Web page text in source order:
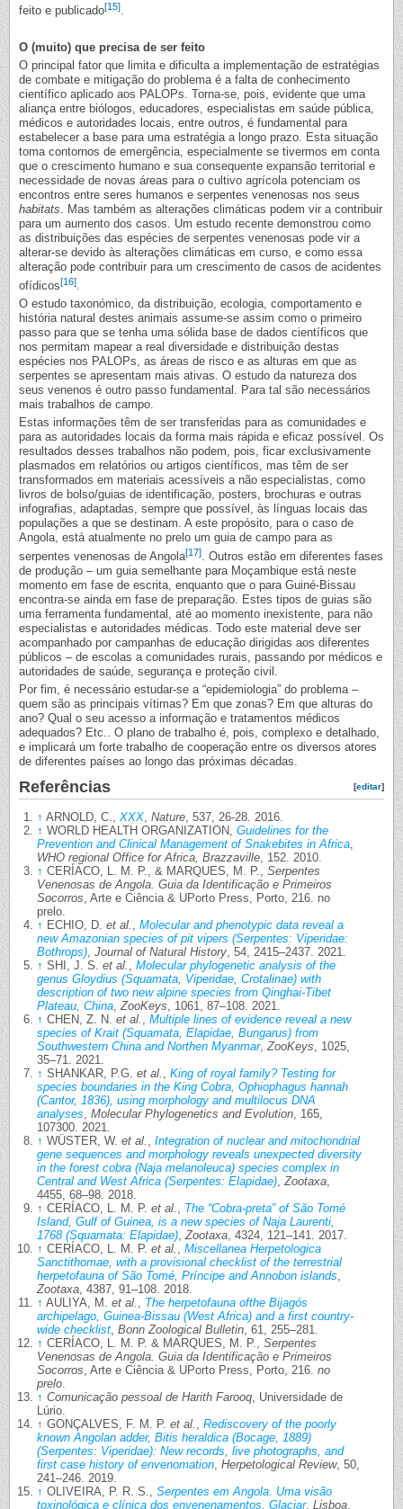
feito e publicado[15].
O (muito) que precisa de ser feito
O principal fator que limita e dificulta a implementação de estratégias
de combate e mitigação do problema é a falta de conhecimento
científico aplicado aos PALOPs. Torna-se, pois, evidente que uma
aliança entre biólogos, educadores, especialistas em saúde pública,
médicos e autoridades locais, entre outros, é fundamental para
estabelecer a base para uma estratégia a longo prazo. Esta situação
toma contornos de emergência, especialmente se tivermos em conta
que o crescimento humano e sua consequente expansão territorial e
necessidade de novas áreas para o cultivo agrícola potenciam os
encontros entre seres humanos e serpentes venenosas nos seus
habitats . Mas também as alterações climáticas podem vir a contribuir
para um aumento dos casos. Um estudo recente demonstrou como
as distribuições das espécies de serpentes venenosas pode vir a
alterar-se devido às alterações climáticas em curso, e como essa
alteração pode contribuir para um crescimento de casos de acidentes
ofídicos[16]
O estudo taxonómico, da distribuição, ecologia, comportamento e
história natural destes animais assume-se assim como o primeiro
passo para que se tenha uma sólida base de dados científicos que
nos permitam mapear a real diversidade e distribuição destas
espécies nos PALOPs, as áreas de risco e as alturas em que as
serpentes se apresentam mais ativas. O estudo da natureza dos
seus venenos é outro passo fundamental. Para tal são necessários
mais trabalhos de campo.
Estas informações têm de ser transferidas para as comunidades e
para as autoridades locais da forma mais rápida e eficaz possível. Os
resultados desses trabalhos não podem, pois, ficar exclusivamente
plasmados em relatórios ou artigos científicos, mas têm de ser
transformados em materiais acessíveis a não especialistas, como
livros de bolso/guias de identificação, posters, brochuras e outras
infografias, adaptadas, sempre que possível, às línguas locais das
populações a que se destinam. A este propósito, para o caso de
Angola, está atualmente no prelo um guia de campo para as
serpentes venenosas de Angola[17]. Outros estão em diferentes fases
de produção – um guia semelhante para Moçambique está neste
momento em fase de escrita, enquanto que o para Guiné-Bissau
encontra-se ainda em fase de preparação. Estes tipos de guias são
uma ferramenta fundamental, até ao momento inexistente, para não
especialistas e autoridades médicas. Todo este material deve ser
acompanhado por campanhas de educação dirigidas aos diferentes
públicos – de escolas a comunidades rurais, passando por médicos e
autoridades de saúde, segurança e proteção civil.
Por fim, é necessário estudar-se a “epidemiologia” do problema –
quem são as principais vítimas? Em que zonas? Em que alturas do
ano? Qual o seu acesso a informação e tratamentos médicos
adequados? Etc.. O plano de trabalho é, pois, complexo e detalhado,
e implicará um forte trabalho de cooperação entre os diversos atores
de diferentes países ao longo das próximas décadas.
[editar]
Referências
↑ ARNOLD, C., XXX, Nature, 537, 26-28. 2016.
↑ WORLD HEALTH ORGANIZATION, Guidelines for the
Prevention and Clinical Management of Snakebites in Africa,
WHO regional Office for Africa, Brazzaville, 152. 2010.
↑ CERÍACO, L. M. P., & MARQUES, M. P., Serpentes
Venenosas de Angola. Guia da Identificação e Primeiros
Socorros, Arte e Ciência & UPorto Press, Porto, 216. no
prelo.
↑ ECHIO, D. et al. , Molecular and phenotypic data reveal a
new Amazonian species of pit vipers (Serpentes: Viperidae:
Bothrops), Journal of Natural History, 54, 2415–2437. 2021.
↑ SHI, J. S. et al. , Molecular phylogenetic analysis of the
genus Gloydius (Squamata, Viperidae, Crotalinae) with
description of two new alpine species from Qinghai-Tibet
Plateau, China,ZooKeys, 1061, 87–108. 2021.
↑ CHEN, Z. N. et al. , Multiple lines of evidence reveal a new
species of Krait (Squamata, Elapidae, Bungarus) from
Southwestern China and Northen Myanmar,ZooKeys, 1025,
35–71. 2021.
↑ SHANKAR, P.G. et al. , King of royal family? Testing for
species boundaries in the King Cobra, Ophiophagus hannah
(Cantor, 1836), using morphology and multilocus DNA
analyses, Molecular Phylogenetics and Evolution, 165,
107300. 2021.
↑ WÜSTER, W. et al. , Integration of nuclear and mitochondrial
gene sequences and morphology reveals unexpected diversity
in the forest cobra (Naja melanoleuca) species complex in
Central and West Africa (Serpentes: Elapidae),Zootaxa,
4455, 68–98. 2018.
↑ CERÍACO, L. M. P. et al. , The “Cobra-preta” of São Tomé
Island, Gulf of Guinea, is a new species of Naja Laurenti,
1768 (Squamata: Elapidae),Zootaxa, 4324, 121–141. 2017.
↑ CERÍACO, L. M. P. et al. , Miscellanea Herpetologica
Sanctithomae, with a provisional checklist of the terrestrial
herpetofauna of São Tomé, Príncipe and Annobon islands,
Zootaxa, 4387, 91–108. 2018.
↑ AULIYA, M. et al. , The herpetofauna ofthe Bijagós
archipelago, Guinea-Bissau (West Africa) and a first country-
wide checklist, Bonn Zoological Bulletin, 61, 255–281.
↑ CERÍACO, L. M. P. & MARQUES, M. P., Serpentes
Venenosas de Angola. Guia da Identificação e Primeiros
Socorros, Arte e Ciência & UPorto Press, Porto, 216. no
prelo.
↑ Comunicação pessoal de Harith Farooq, Universidade de
Lúrio.
↑ GONÇALVES, F. M. P. et al. , Rediscovery of the poorly
known Angolan adder, Bitis heraldica (Bocage, 1889)
(Serpentes: Viperidae): New records, live photographs, and
first case history of envenomation, Herpetological Review, 50,
241–246. 2019.
↑ OLIVEIRA, P. R. S., Serpentes em Angola. Uma visão
toxinológica e clínica dos envenenamentos, Glaciar, Lisboa,